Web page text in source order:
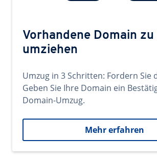
Vorhandene Domain zu
umziehen
Umzug in 3 Schritten: Fordern Sie
Geben Sie Ihre Domain ein
Domain-Umzug.
Mehr erfahren